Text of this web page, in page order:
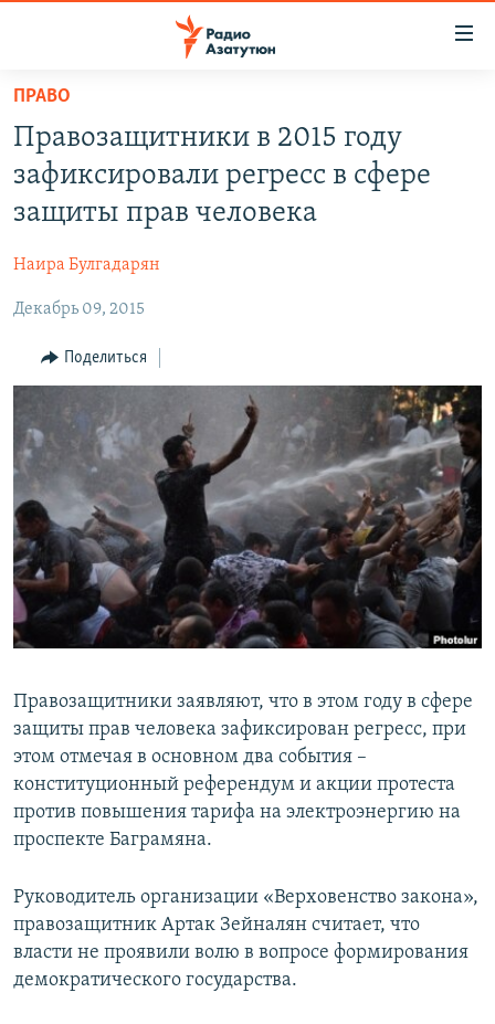
Перейти
основному
содержанию
Перейти
основной
навигации
Перейти
поиску
НОВОСТИ
ПОЛИТИКА
ЭКОНОМИКА
РЕГИОН
НАГОРНЫЙ КАРАБАХ
СПОРТ
АРХИВ
Հայերեն
English
Русский
ПРАВО
Правозащитники в 2015 году
зафиксировали регресс в сфере
защиты прав человека
Наира Булгадарян
Декабрь 09, 2015
Поделиться
Правозащитники заявляют, что в этом году в сфере
защиты прав человека зафиксирован регресс, при
этом отмечая в основном два события –
конституционный референдум и акции протеста
против повышения тарифа на электроэнергию на
проспекте Баграмяна.
Руководитель организации «Верховенство закона»,
правозащитник Артак Зейналян считает, что
власти не проявили волю в вопросе формирования
демократического государства.